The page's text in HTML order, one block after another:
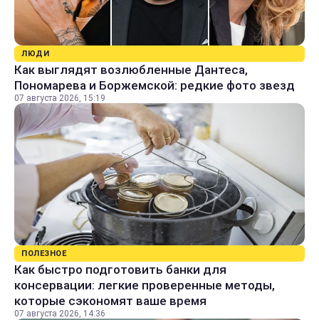
ЛЮДИ
Как выглядят возлюбленные Дантеса,
Пономарева и Боржемской: редкие фото звезд
07 августа 2026, 15:19
ПОЛЕЗНОЕ
Как быстро подготовить банки для
консервации: легкие проверенные методы,
которые сэкономят ваше время
07 августа 2026, 14:36